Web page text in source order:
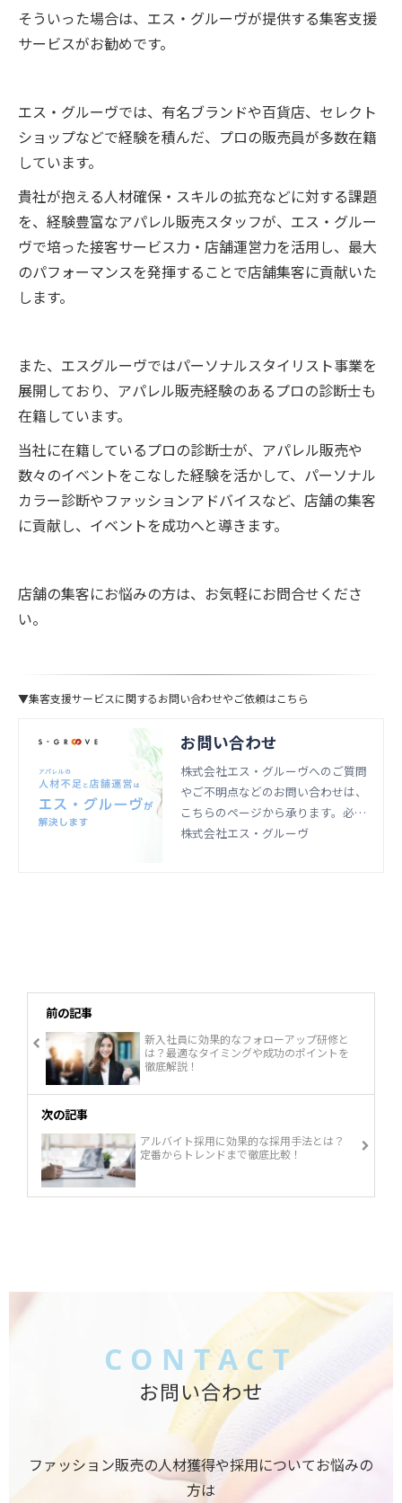
そういった場合は、エス・グルーヴが提供する集客支援
サービスがお勧めです。
エス・グルーヴでは、有名ブランドや百貨店、セレクト
ショップなどで経験を積んだ、プロの販売員が多数在籍
しています。
貴社が抱える人材確保・スキルの拡充などに対する課題
を、経験豊富なアパレル販売スタッフが、エス・グルー
ヴで培った接客サービス力・店舗運営力を活用し、最大
のパフォーマンスを発揮することで店舗集客に貢献いた
します。
また、エスグルーヴではパーソナルスタイリスト事業を
展開しており、アパレル販売経験のあるプロの診断士も
在籍しています。
当社に在籍しているプロの診断士が、アパレル販売や
数々のイベントをこなした経験を活かして、パーソナル
カラー診断やファッションアドバイスなど、店舗の集客
に貢献し、イベントを成功へと導きます。
店舗の集客にお悩みの方は、お気軽にお問合せくださ
い。
▼集客支援サービスに関するお問い合わせやご依頼はこちら
お問い合わせ
株式会社エス・グルーヴへのご質問
やご不明点などのお問い合わせは、
こちらのページから承ります。必要
事項を記入のうえ、送信ボタンを押
株式会社エス・グルーヴ
前の記事
新入社員に効果的なフォローアップ研修と
は？最適なタイミングや成功のポイントを
徹底解説！
次の記事
アルバイト採用に効果的な採用手法とは？
定番からトレンドまで徹底比較！
CONTACT
お問い合わせ
ファッション販売の人材獲得や採用についてお悩みの
方は